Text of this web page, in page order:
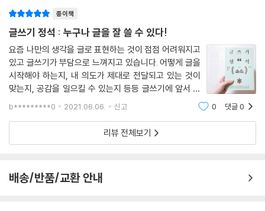
제14장 격식에 맞는 경조사 문구 작성법
01 약혼ㆍ결혼 축하
02 결혼 기념일
03 생일ㆍ회갑
04 조문ㆍ애도
05 연령별 호칭
06 신생아 출산 축하
07 환자 병문안
08 연말연시ㆍ계절 인사
12 공사ㆍ준공ㆍ입주
종이책
글쓰기 정석 : 누구나 글을 잘 쓸 수 있다!
요즘 나만의 생각을 글로 표현하는 것이 점점 어려워지고
있고 글쓰기가 부담으로 느껴지고 있습니다. 어떻게 글을
시작해야 하는지, 내 의도가 제대로 전달되고 있는 것이
맞는지, 공감을 일으킬 수 있는지 등등 글쓰기에 앞서 수
많은 걱정을 떠올립니다. 아마 저처럼 글쓰기에 대한 고민
쓰기와 관련된 책 한 권을 소개합
b*********0 2021.06.06. 신고 0 댓글0
리뷰 전체보기
배송/반품/교환 안내